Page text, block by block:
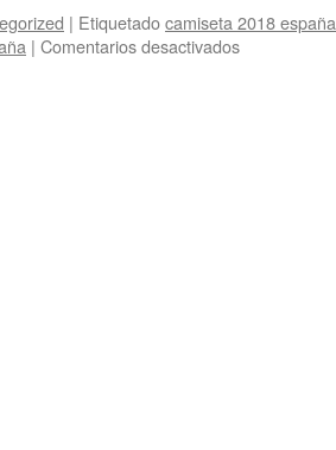
| Etiquetadocamiseta 2018 españa
| Comentarios desactivadosen